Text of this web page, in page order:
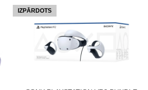
IZPĀRDOTS